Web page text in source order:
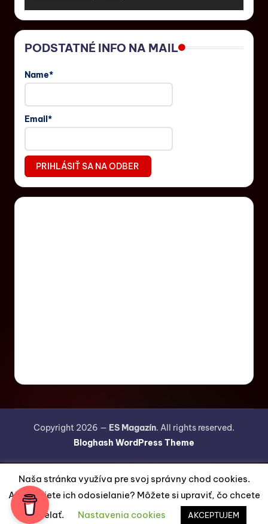
PODSTATNÉ INFO NA MAIL
Name*
Email*
Copyright 2026 — ES Magazín. All rights reserved.
Bloghash WordPress Theme
Naša stránka využíva pre svoj správny chod cookies.
Akceptujete ich odosielanie? Môžete si upraviť, čo chcete
odosielať.
Nastavenia cookies AKCEPTUJEM